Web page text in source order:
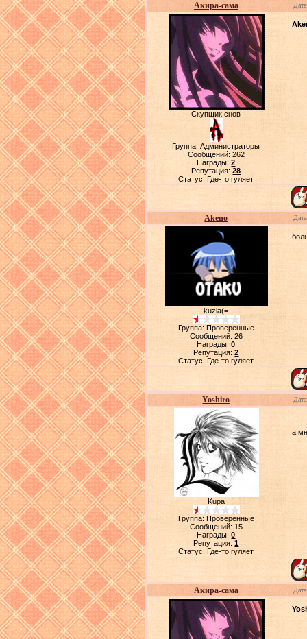
Акира-сама
Скупщик снов
Группа: Администраторы
Сообщений: 262
Награды:2
Репутация:28
Статус:Где-то гуляет
Akeno
kuzia(=
Группа: Проверенные
Сообщений: 26
Награды:0
Репутация:2
Статус:Где-то гуляет
Yoshiro
Kupa
Группа: Проверенные
Сообщений: 15
Награды:0
Репутация:1
Статус:Где-то гуляет
а
Акира-сама